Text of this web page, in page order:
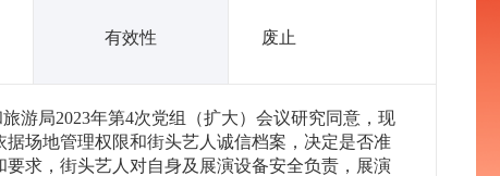
有效性 废止
游局2023年第4次党组（扩大）会议研究同意，现
场地管理权限和街头艺人诚信档案，决定是否准
求，街头艺人对自身及展演设备安全负责，展演